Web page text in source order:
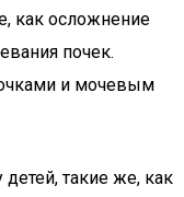
как осложнение
почек.
и мочевым
такие же, как